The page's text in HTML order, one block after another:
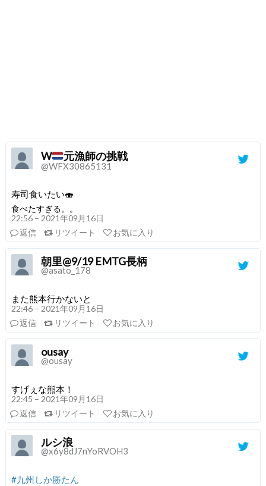
W 元漁師の挑戦
@WFX30865131
寿司食いたい🍣
食べたすぎる。。
22:56 – 2021年09月16日
返信
リツイート お気に入り
朝里@9/19 EMTG長柄
@asato_178
また熊本行かないと
22:46 – 2021年09月16日
返信
リツイート お気に入り
ousay
@ousay
すげぇな熊本！
22:45 – 2021年09月16日
返信
リツイート お気に入り
ルシ浪
@x6y8dJ7nYoRVOH3
#九州しか勝たん